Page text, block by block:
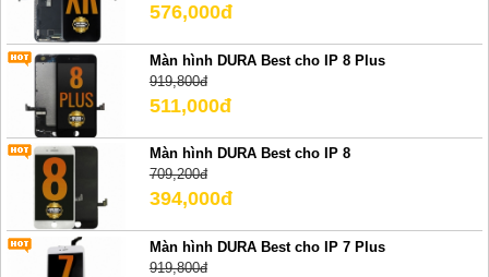
576,000đ
Màn hình DURA Best cho IP 8 Plus
919,800đ
511,000đ
Màn hình DURA Best cho IP 8
709,200đ
394,000đ
Màn hình DURA Best cho IP 7 Plus
919,800đ